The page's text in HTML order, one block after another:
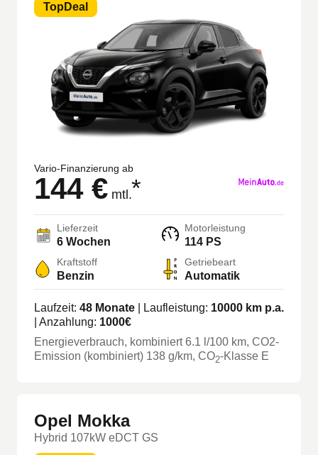
TopDeal
Vario-Finanzierung ab
144 € mtl.*
Lieferzeit
6 Wochen
Motorleistung
114 PS
Kraftstoff
Benzin
Getriebeart
Automatik
Laufzeit: 48 Monate | Laufleistung: 10000 km p.a.
| Anzahlung: 1000€
Energieverbrauch, kombiniert6.1 l/100 km, CO2-
Emission (kombiniert) 138 g/km, CO2-Klasse E
Opel Mokka
Hybrid 107kW eDCT GS